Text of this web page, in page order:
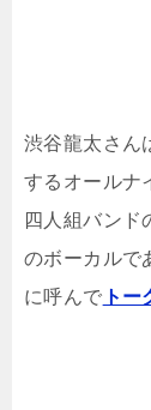
渋谷龍太さん
するオールナ
四人組バンド
のボーカルで
に呼んで トー